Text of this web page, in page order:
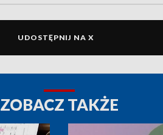
UDOSTĘPNIJ NA X
ZOBACZ TAKŻE